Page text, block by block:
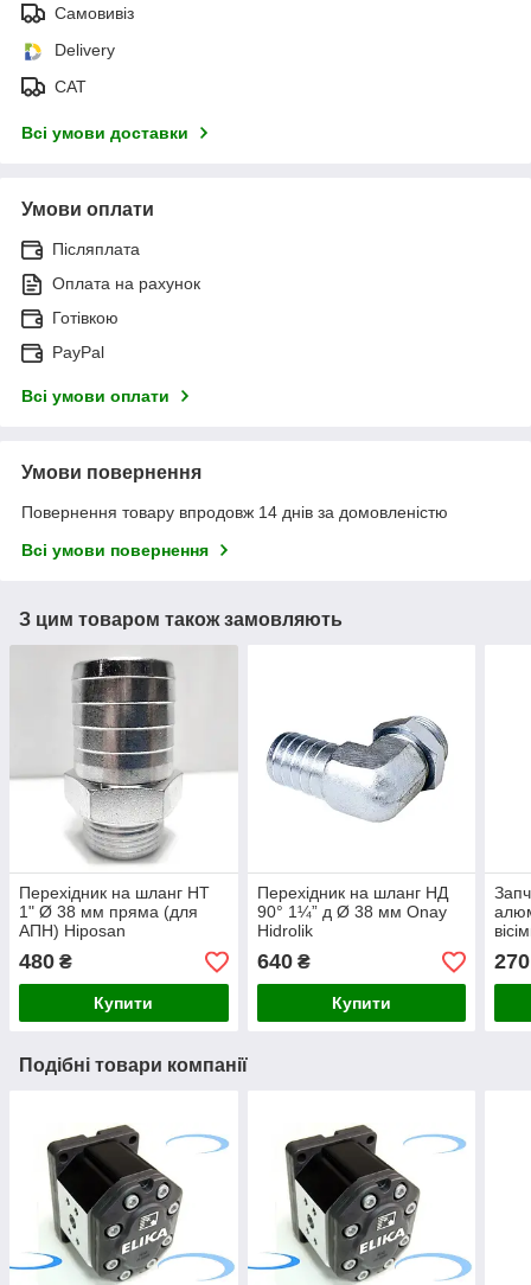
Самовивіз
Delivery
САТ
Всі умови доставки
Умови оплати
Післяплата
Оплата на рахунок
Готівкою
PayPal
Всі умови оплати
Умови повернення
Повернення товару впродовж 14 днів за домовленістю
Всі умови повернення
З цим товаром також замовляють
Перехідник на шланг НТ
1" Ø 38 мм пряма (для
АПН) Hiposan
480 ₴
Купити
Перехідник на шланг НД
90° 1¼” д Ø 38 мм Onay
Hidrolik
640₴
Купити
270
Подібні товари компанії